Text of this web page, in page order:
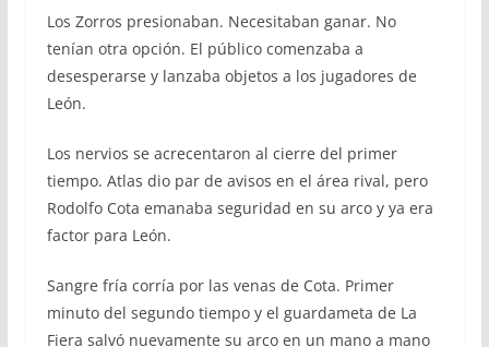
Los Zorros presionaban. Necesitaban ganar. No
tenían otra opción. El público comenzaba a
desesperarse y lanzaba objetos a los jugadores de
León.
Los nervios se acrecentaron al cierre del primer
tiempo. Atlas dio par de avisos en el área rival, pero
Rodolfo Cota emanaba seguridad en su arco y ya era
factor para León.
Sangre fría corría por las venas de Cota. Primer
minuto del segundo tiempo y el guardameta de La
Fiera salvó nuevamente su arco en un mano a mano